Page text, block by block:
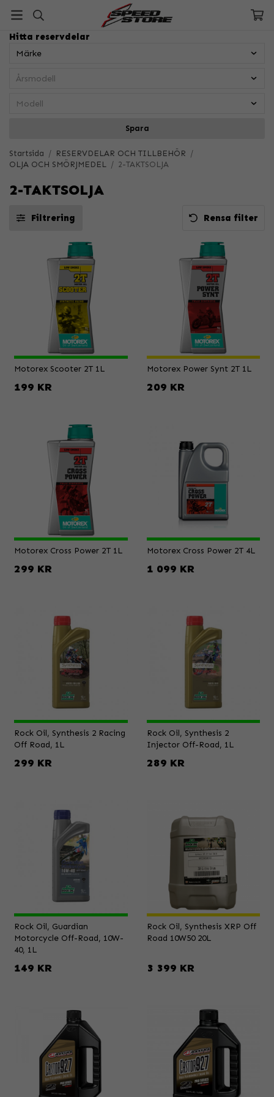
Hitta reservdelar
Spara
Startsida / RESERVDELAR OCH TILLBEHÖR /
OLJA OCH SMÖRJMEDEL / 2-TAKTSOLJA
2-TAKTSOLJA
Filtrering Rensa filter
Motorex Scooter 2T 1L
199 KR
Motorex Power Synt 2T 1L
209 KR
Motorex Cross Power 2T 1L
299 KR
Motorex Cross Power 2T 4L
1 099 KR
Rock Oil, Synthesis 2 Racing
Off Road, 1L
299 KR
Rock Oil, Synthesis 2
Injector Off-Road, 1L
289 KR
Rock Oil, Guardian
Motorcycle Off-Road, 10W-
40, 1L
149 KR
Rock Oil, Synthesis XRP Off
Road 10W50 20L
3 399 KR